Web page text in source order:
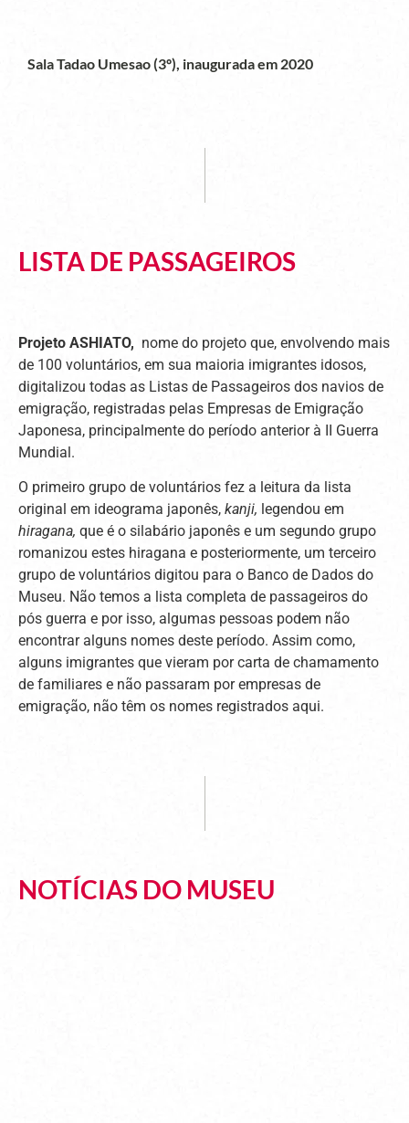
Sala Tadao Umesao (3º), inaugurada em 2020
LISTA DE PASSAGEIROS
Projeto ASHIATO, nome do projeto que, envolvendo mais
de 100 voluntários, em sua maioria imigrantes idosos,
digitalizou todas as Listas de Passageiros dos navios de
emigração, registradas pelas Empresas de Emigração
Japonesa, principalmente do período anterior à II Guerra
Mundial.
O primeiro grupo de voluntários fez a leitura da lista
original em ideograma japonês, kanji, legendou em
hiragana, que é o silabário japonês e um segundo grupo
romanizou estes hiragana e posteriormente, um terceiro
grupo de voluntários digitou para o Banco de Dados do
Museu. Não temos a lista completa de passageiros do
pós guerra e por isso, algumas pessoas podem não
encontrar alguns nomes deste período. Assim como,
alguns imigrantes que vieram por carta de chamamento
de familiares e não passaram por empresas de
emigração, não têm os nomes registrados aqui.
NOTÍCIAS DO MUSEU